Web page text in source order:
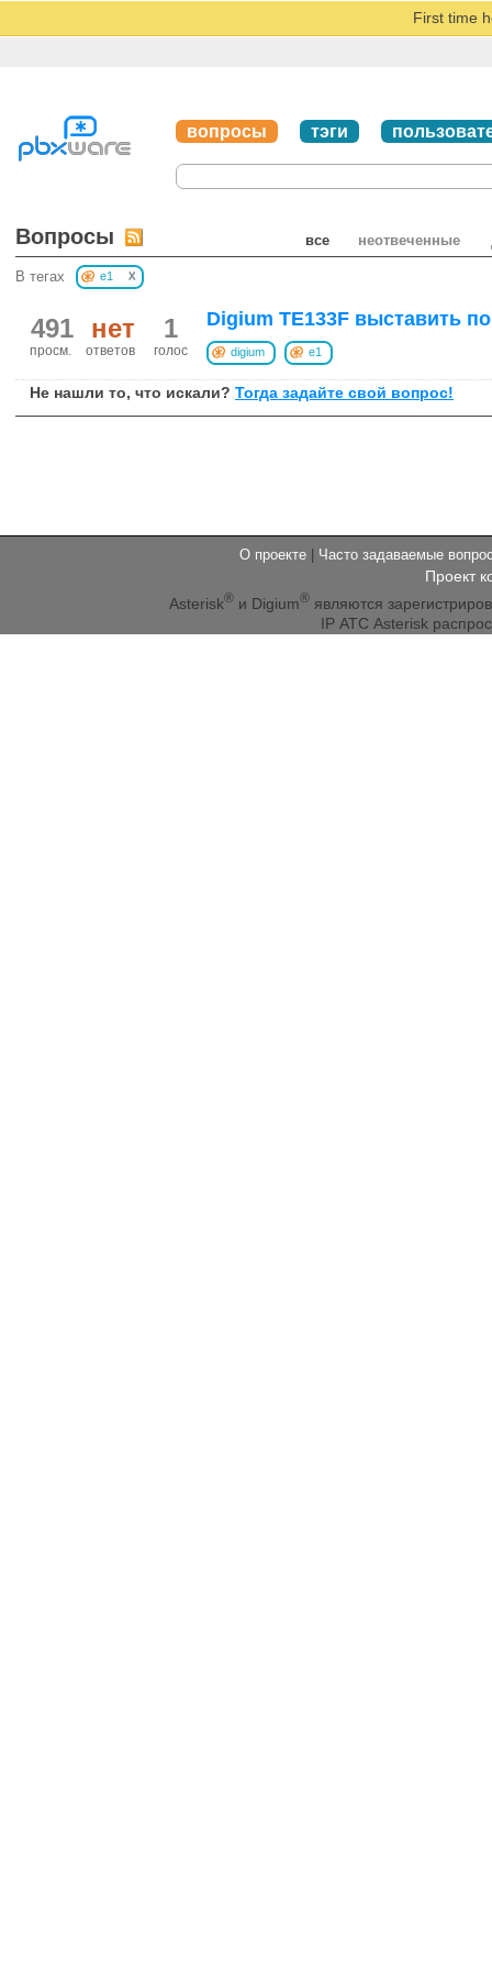
First time
вопросы тэги
все неотвеченные
Вопросы
В тегах e1 x
1
голос
нет
ответов
491
просм.
Digium TE133F выставить
digium e1
Не нашли то, что искали? Тогда задайте свой вопрос!
О проекте | Часто задаваемые
Проект
Asterisk®и Digium®являются
IP АТС Asterisk